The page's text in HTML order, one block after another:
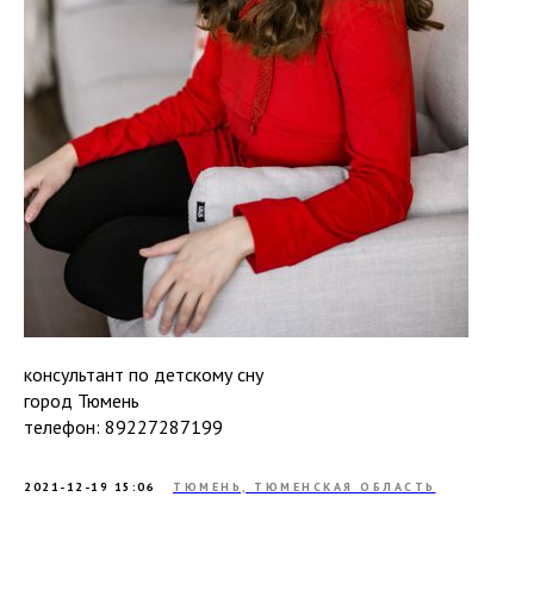
консультант по детскому сну
город Тюмень
телефон: 89227287199
2021-12-19 15:06 ТЮМЕНЬ, ТЮМЕНСКАЯ ОБЛАСТЬ